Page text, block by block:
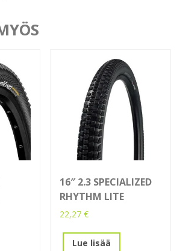
16″ 2.3 SPECIALIZED
RHYTHM LITE
22,27€
Lue lisää